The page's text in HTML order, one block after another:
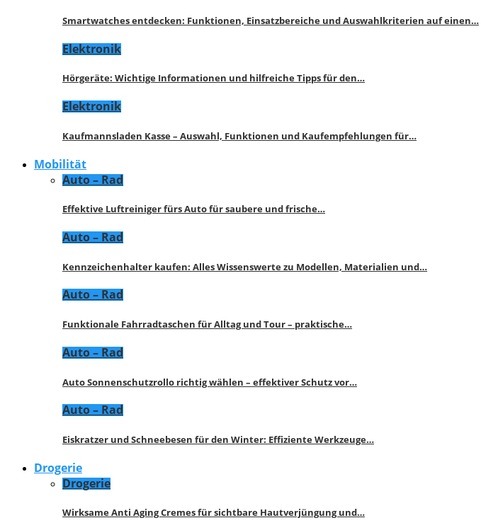
Smartwatches entdecken: Funktionen, Einsatzbereiche und Auswahlkriterien auf einen…
Elektronik
Hörgeräte: Wichtige Informationen und hilfreiche Tipps für den…
Elektronik
Kaufmannsladen Kasse – Auswahl, Funktionen und Kaufempfehlungen für…
Mobilität
Auto – Rad
Effektive Luftreiniger fürs Auto für saubere und frische…
Auto – Rad
Kennzeichenhalter kaufen: Alles Wissenswerte zu Modellen, Materialien und…
Auto – Rad
Funktionale Fahrradtaschen für Alltag und Tour – praktische…
Auto – Rad
Auto Sonnenschutzrollo richtig wählen – effektiver Schutz vor…
Auto – Rad
Eiskratzer und Schneebesen für den Winter: Effiziente Werkzeuge…
Drogerie
Drogerie
Wirksame Anti Aging Cremes für sichtbare Hautverjüngung und…